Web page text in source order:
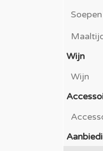
Soepen
Wijn
Wijn